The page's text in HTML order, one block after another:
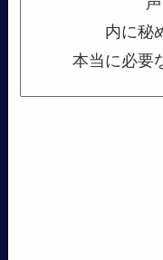
内に秘
本当に必要